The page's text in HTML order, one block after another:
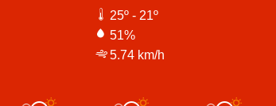
25º - 21º
51%
5.74 km/h